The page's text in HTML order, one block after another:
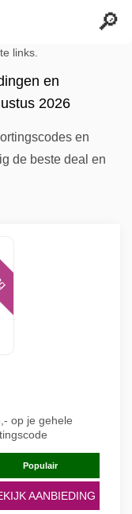
links.
en
2026
en
de beste deal en
op je gehele
Populair
AANBIEDING